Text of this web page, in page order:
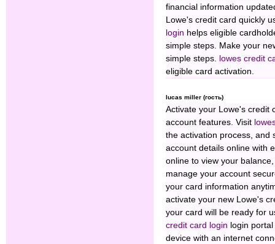
financial information
Lowe's credit card quickly
login helps eligible
simple steps. Make your
simple steps. lowes credit
eligible card activation.
lucas miller (гость)
Activate your Lowe's credit
account features. Visit
the activation process, and
account details online with
online to view your
manage your account
your card information
activate your new Lowe's
your card will be ready for
credit card login login
device with an internet